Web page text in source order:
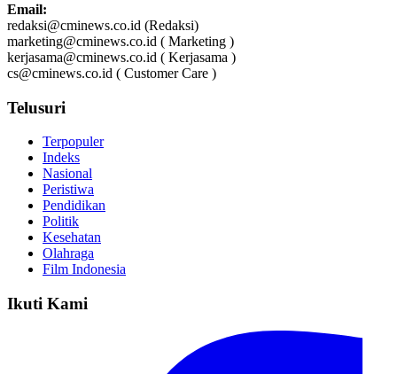
Email:
redaksi@cminews.co.id (Redaksi)
marketing@cminews.co.id ( Marketing )
kerjasama@cminews.co.id ( Kerjasama )
cs@cminews.co.id ( Customer Care )
Telusuri
Terpopuler
Indeks
Nasional
Peristiwa
Pendidikan
Politik
Kesehatan
Olahraga
Film Indonesia
Ikuti Kami